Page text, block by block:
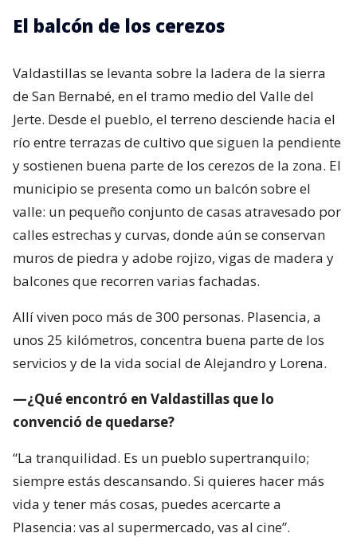
El balcón de los cerezos
Valdastillas se levanta sobre la ladera de la sierra
de San Bernabé, en el tramo medio del Valle del
Jerte. Desde el pueblo, el terreno desciende hacia el
río entre terrazas de cultivo que siguen la pendiente
y sostienen buena parte de los cerezos de la zona. El
municipio se presenta como un balcón sobre el
valle: un pequeño conjunto de casas atravesado por
calles estrechas y curvas, donde aún se conservan
muros de piedra y adobe rojizo, vigas de madera y
balcones que recorren varias fachadas.
Allí viven poco más de 300 personas. Plasencia, a
unos 25 kilómetros, concentra buena parte de los
servicios y de la vida social de Alejandro y Lorena.
—¿Qué encontró en Valdastillas que lo
convenció de quedarse?
“La tranquilidad. Es un pueblo supertranquilo;
siempre estás descansando. Si quieres hacer más
vida y tener más cosas, puedes acercarte a
Plasencia: vas al supermercado, vas al cine”.